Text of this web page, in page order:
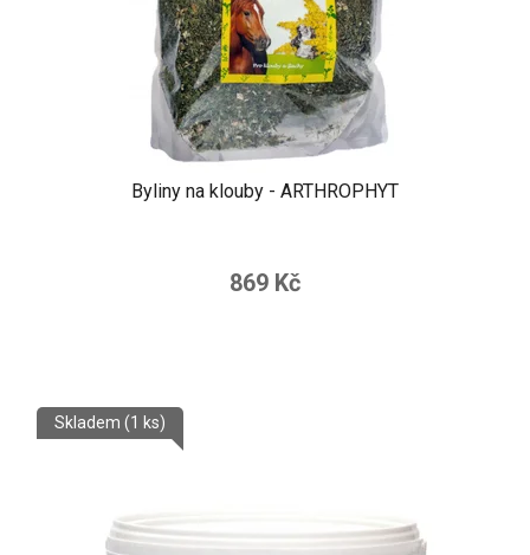
Byliny na klouby - ARTHROPHYT
869 Kč
Skladem (1 ks)